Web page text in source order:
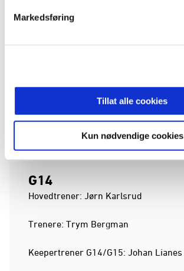
Markedsføring
Tillat alle cookies
Kun nødvendige cookies
G14
Hovedtrener: Jørn Karlsrud
Trenere: Trym Bergman
Keepertrener G14/G15: Johan Lianes